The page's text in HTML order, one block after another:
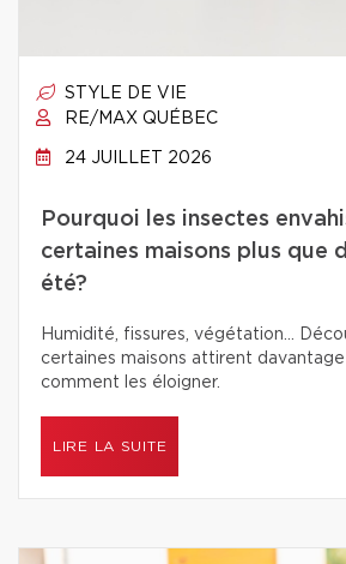
STYLE DE VIE
RE/MAX QUÉBEC
24 JUILLET 2026
Pourquoi les insectes
certaines maisons plus que
été?
Humidité, fissures, végétation…
certaines maisons attirent
comment les éloigner.
LIRE LA SUITE